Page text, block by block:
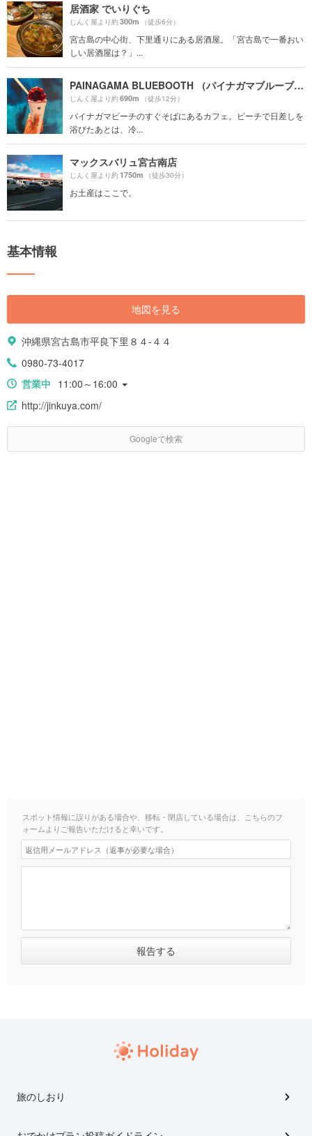
居酒家 でいりぐち
じんく屋より約300m （徒歩6分）
宮古島の中心街、下里通りにある居酒屋。「宮古島で一番おい
しい居酒屋は？」...
PAINAGAMA BLUEBOOTH （パイナガマブルーブース）
じんく屋より約690m （徒歩12分）
パイナガマビーチのすぐそばにあるカフェ。ビーチで日差しを
浴びたあとは、冷...
マックスバリュ宮古南店
じんく屋より約1750m （徒歩30分）
お土産はここで。
基本情報
地図を見る
沖縄県宮古島市平良下里８４-４４
0980-73-4017
営業中 11:00～16:00
http://jinkuya.com/
Googleで検索
スポット情報に誤りがある場合や、移転・閉店している場合は、こちらのフ
ォームよりご報告いただけると幸いです。
旅のしおり